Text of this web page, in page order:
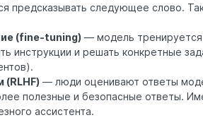
предсказывать следующее слово.
(fine-tuning) — модель тренируется
инструкции и решать конкретные
(RLHF) — люди оценивают ответы
полезные и безопасные ответы.
ассистента.